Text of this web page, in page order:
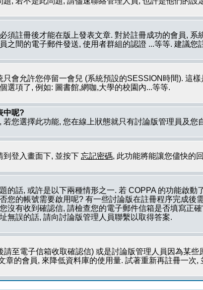
須註冊後才能在版上發表文章. 對於註冊成功的會員,
之間的電子郵件發送, 使用者群組的認證 ...等等. 建議
只會允許您停留一會兒 (系統預設的SESSION時間). 這
選項了, 例如: 圖書館,網咖,大學的校園內...等等.
中呢?
若您選擇此功能, 您在線上狀態就只有討論版管理員及您
到登入畫面下, 並按下 忘記密碼, 此功能將能讓您儘快的
的話, 或許是以下兩種情形之一. 若 COPPA 的功能啟動
您的帳號需要啟用呢? 有一些討論版在註冊程序完成後
沒有收到確認信, 請檢查您的電子郵件信箱是否填寫正
無誤的話, 請向討論版管理人員聯繫以取得答案.
至電子信箱收取確認信) 或是討論版管理人員因為某
的會員, 來降低資料庫的使用量. 試著重新再註冊一次,